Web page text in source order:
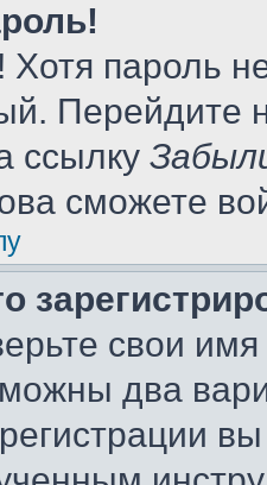
Хотя пароль
Перейдите
ссылку
сможете
свои
два